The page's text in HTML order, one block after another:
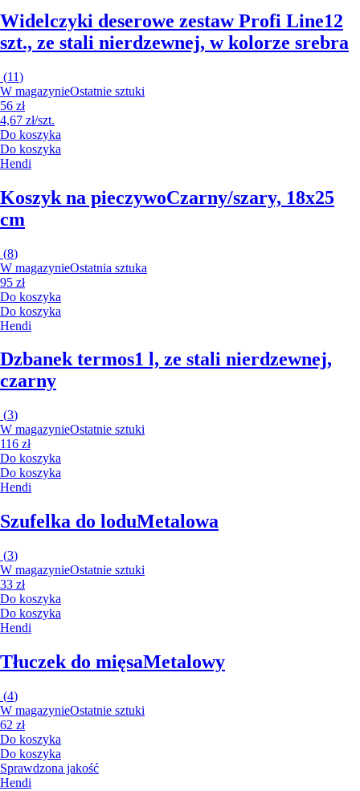
Widelczyki deserowe zestaw Profi Line12
szt., ze stali nierdzewnej, w kolorze srebra
(11)
W magazynieOstatnie sztuki
56 zł
4,67 zł/szt.
Do koszyka
Do koszyka
Hendi
Koszyk na pieczywoCzarny/szary, 18x25
cm
(8)
W magazynieOstatnia sztuka
95 zł
Do koszyka
Do koszyka
Hendi
Dzbanek termos1 l, ze stali nierdzewnej,
czarny
(3)
W magazynieOstatnie sztuki
116 zł
Do koszyka
Do koszyka
Hendi
Szufelka do loduMetalowa
(3)
W magazynieOstatnie sztuki
33 zł
Do koszyka
Do koszyka
Hendi
Tłuczek do mięsaMetalowy
(4)
W magazynieOstatnie sztuki
62 zł
Do koszyka
Do koszyka
Sprawdzona jakość
Hendi